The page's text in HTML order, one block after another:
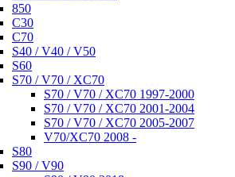
850
C30
C70
S40 / V40 / V50
S60
S70 / V70 / XC70
S70 / V70 / XC70 1997-2000
S70 / V70 / XC70 2001-2004
S70 / V70 / XC70 2005-2007
V70/XC70 2008 -
S80
S90 / V90